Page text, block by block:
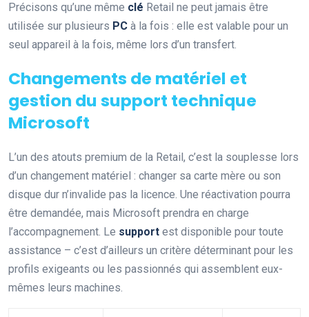
Précisons qu’une même clé Retail ne peut jamais être
utilisée sur plusieurs PC à la fois : elle est valable pour un
seul appareil à la fois, même lors d’un transfert.
Changements de matériel et
gestion du support technique
Microsoft
L’un des atouts premium de la Retail, c’est la souplesse lors
d’un changement matériel : changer sa carte mère ou son
disque dur n’invalide pas la licence. Une réactivation pourra
être demandée, mais Microsoft prendra en charge
l’accompagnement. Le support est disponible pour toute
assistance – c’est d’ailleurs un critère déterminant pour les
profils exigeants ou les passionnés qui assemblent eux-
mêmes leurs machines.